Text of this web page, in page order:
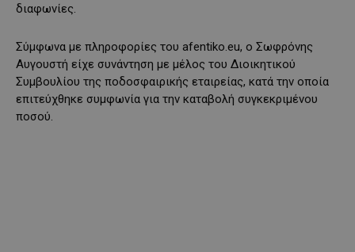
διαφωνίες.
Σύμφωνα με πληροφορίες του afentiko.eu, ο Σωφρόνης
Αυγουστή είχε συνάντηση με μέλος του Διοικητικού
Συμβουλίου της ποδοσφαιρικής εταιρείας, κατά την οποία
επιτεύχθηκε συμφωνία για την καταβολή συγκεκριμένου
ποσού.